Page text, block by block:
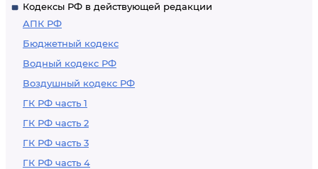
Кодексы РФ в действующей редакции
АПК РФ
Бюджетный кодекс
Водный кодекс РФ
Воздушный кодекс РФ
ГК РФ часть 1
ГК РФ часть 2
ГК РФ часть 3
ГК РФ часть 4